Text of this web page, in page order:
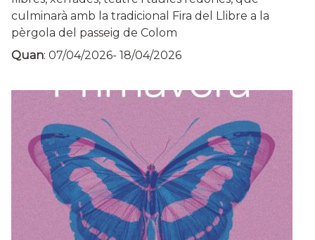
culminarà amb la tradicional Fira del Llibre a la
pèrgola del passeig de Colom
Quan: 07/04/2026- 18/04/2026